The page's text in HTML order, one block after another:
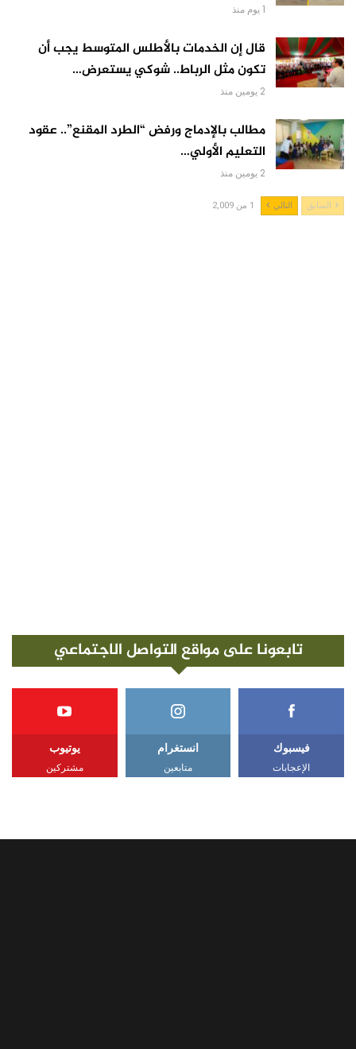
1 يوم منذ
قال إن الخدمات بالأطلس المتوسط يجب أن
تكون مثل الرباط.. شوكي يستعرض…
2 يومين منذ
مطالب بالإدماج ورفض “الطرد المقنع”.. عقود
التعليم الأولي…
2 يومين منذ
السابق التالي 1 من 2,009
تابعونا على مواقع التواصل الاجتماعي
فيسبوك
الإعجابات
انستغرام
متابعين
يوتيوب
مشتركين